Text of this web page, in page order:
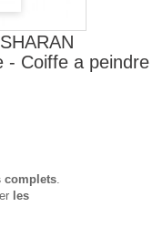
- Coiffe a peindre
complets.
les